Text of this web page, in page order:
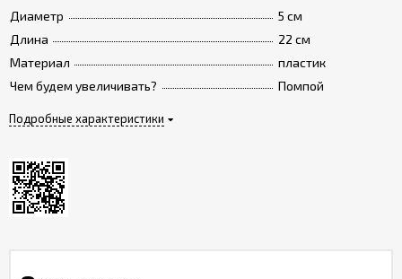
Диаметр
5 см
Длина
22 см
Материал
пластик
Чем будем увеличивать?
Помпой
Подробные характеристики